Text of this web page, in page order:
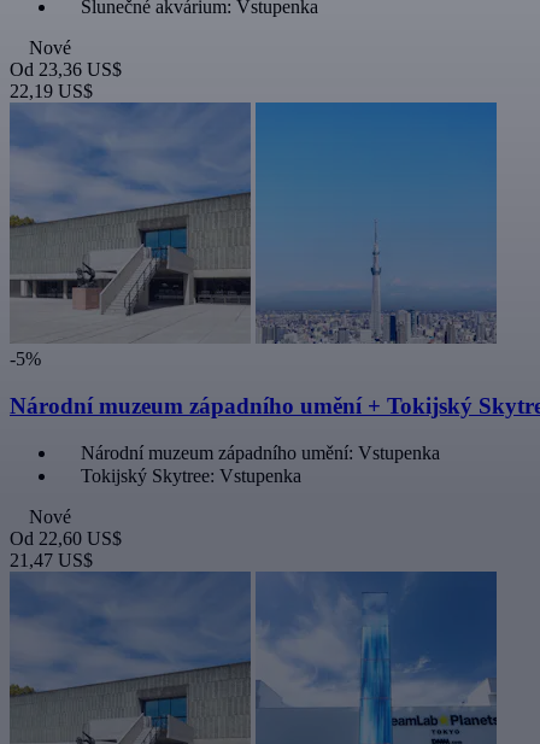
Slunečné akvárium: Vstupenka
Nové
Od 23,36 US$
22,19 US$
-5%
Národní muzeum západního umění + Tokijský
Národní muzeum západního umění: Vstupenka
Tokijský Skytree: Vstupenka
Nové
Od 22,60 US$
21,47 US$